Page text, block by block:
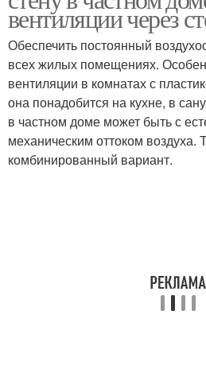
Дом с выходом
Вентиляции в стенах
вентиляции через
Обеспечить постоянный
всех жилых помещениях.
вентиляции в комнатах с
она понадобится на кухне, в
в частном доме может быть с
механическим оттоком воздуха.
комбинированный вариант.